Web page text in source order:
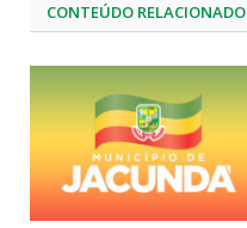
CONTEÚDO RELACIONADO